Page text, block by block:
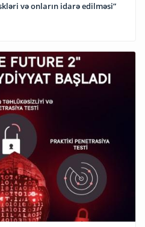
və onların idarə edilməsi”